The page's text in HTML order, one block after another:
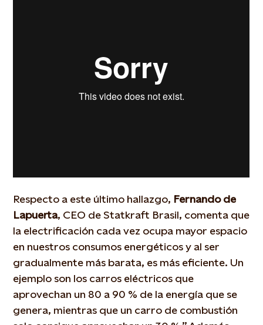
Respecto a este último hallazgo, Fernando de
Lapuerta, CEO de Statkraft Brasil, comenta que
la electrificación cada vez ocupa mayor espacio
en nuestros consumos energéticos y al ser
gradualmente más barata, es más eficiente. Un
ejemplo son los carros eléctricos que
aprovechan un 80 a 90 % de la energía que se
genera, mientras que un carro de combustión